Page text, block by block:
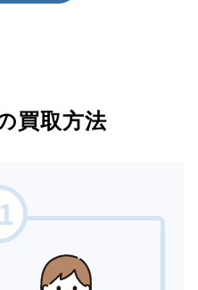
買取方法